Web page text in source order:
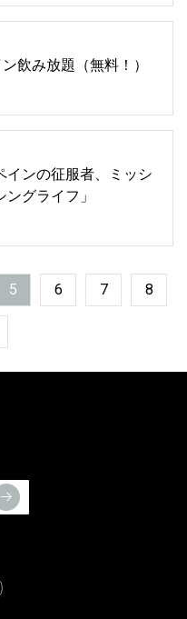
飲み放題（無料！）
インの征服者、ミッシ
グライフ」
5 6 7 8